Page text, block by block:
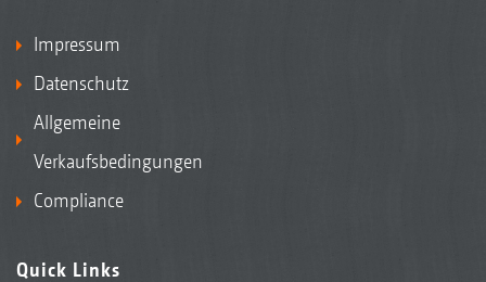
Impressum
Datenschutz
Allgemeine
Verkaufsbedingungen
Compliance
Quick Links